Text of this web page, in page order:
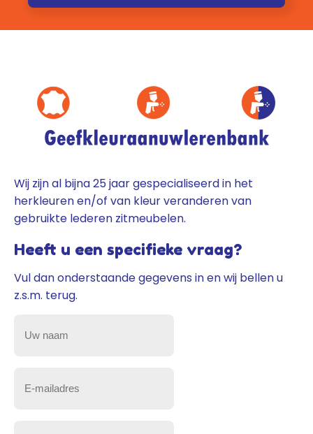
Wij zijn al bijna 25 jaar gespecialiseerd in het
herkleuren en/of van kleur veranderen van
gebruikte lederen zitmeubelen.
Heeft u een specifieke vraag?
Vul dan onderstaande gegevens in en wij bellen u
z.s.m. terug.
Uw